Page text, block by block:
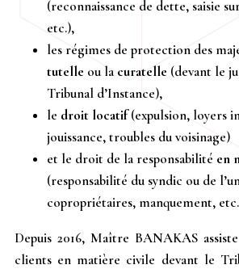
(reconnaissance de dette, saisie
etc.),
les régimes de protection des
tutelle ou la curatelle (devant le
Tribunal d’Instance),
le droit locatif(expulsion, loyers
jouissance, troubles du voisinage)
et le droit de la responsabilité en
(responsabilité du syndic ou de
copropriétaires, manquement,
Depuis 2016, Maître BANAKAS
clients en matière civile devant le